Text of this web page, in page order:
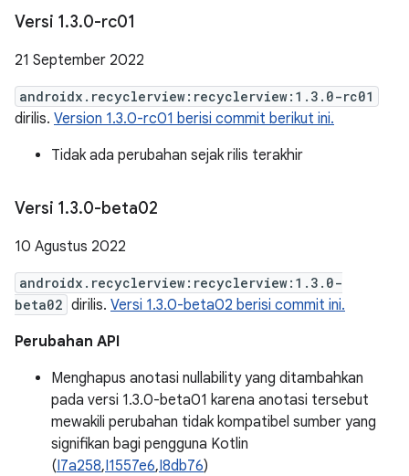
Versi 1.3.0-rc01
21 September 2022
androidx.recyclerview:recyclerview:1.3.0-rc01
dirilis. Version 1.3.0-rc01 berisi commit berikut ini.
Tidak ada perubahan sejak rilis terakhir
Versi 1.3.0-beta02
10 Agustus 2022
androidx.recyclerview:recyclerview:1.3.0-
beta02 dirilis. Versi 1.3.0-beta02 berisi commit ini.
Perubahan API
Menghapus anotasi nullability yang ditambahkan
pada versi 1.3.0-beta01 karena anotasi tersebut
mewakili perubahan tidak kompatibel sumber yang
signifikan bagi pengguna Kotlin
(I7a258,I1557e6,I8db76)